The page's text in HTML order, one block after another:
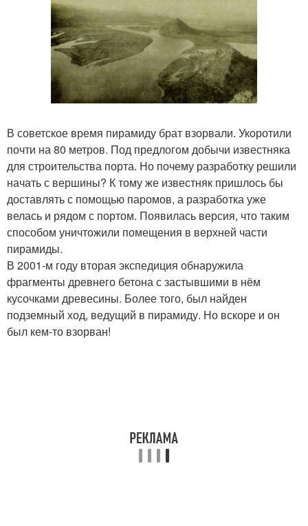
В советское время пирамиду брат взорвали. Укоротили
почти на 80 метров. Под предлогом добычи известняка
для строительства порта. Но почему разработку решили
начать с вершины? К тому же известняк пришлось бы
доставлять с помощью паромов, а разработка уже
велась и рядом с портом. Появилась версия, что таким
способом уничтожили помещения в верхней части
пирамиды.
В 2001-м году вторая экспедиция обнаружила
фрагменты древнего бетона с застывшими в нём
кусочками древесины. Более того, был найден
подземный ход, ведущий в пирамиду. Но вскоре и он
был кем-то взорван!